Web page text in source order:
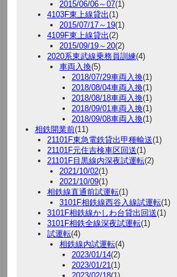
2015/06/06～07(1)
4103F東上線貸出(1)
2015/07/17～19(1)
4109F東上線貸出(2)
2015/09/19～20(2)
2020系東武線乗務員訓練(4)
車両入換(5)
2018/07/29車両入換(1)
2018/08/04車両入換(1)
2018/08/18車両入換(1)
2018/09/01車両入換(1)
2018/09/08車両入換(1)
相鉄開業前(11)
21101F東急電鉄貸出甲種輸送(1)
21101F元住吉検車区回送(1)
21101F目黒線内深夜試運転(2)
2021/10/02(1)
2021/10/09(1)
相鉄線直通前試運転(1)
3101F相鉄線西谷入線試運転(1)
3101F相鉄線かしわ台貸出回送(1)
3101F相鉄全線深夜試運転(1)
試運転(4)
相鉄線内試運転(4)
2023/01/14(2)
2023/01/21(1)